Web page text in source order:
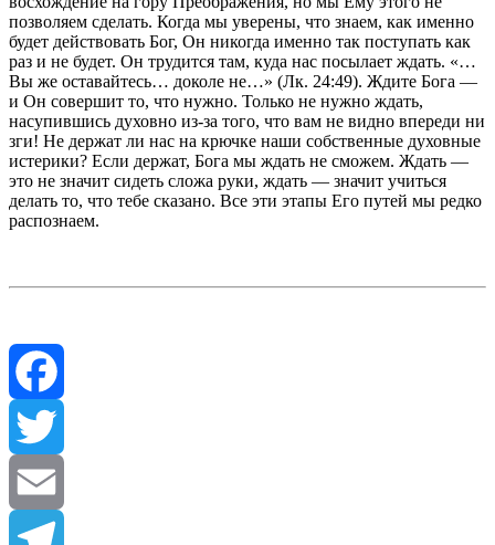
позволяем сделать. Когда мы уверены, что знаем, как именно
будет действовать Бог, Он никогда именно так поступать как
раз и не будет. Он трудится там, куда нас посылает ждать. «…
Вы же оставайтесь… доколе не…» (Лк. 24:49). Ждите Бога —
и Он совершит то, что нужно. Только не нужно ждать,
насупившись духовно из-за того, что вам не видно впереди ни
зги! Не держат ли нас на крючке наши собственные духовные
истерики? Если держат, Бога мы ждать не сможем. Ждать —
это не значит сидеть сложа руки, ждать — значит учиться
делать то, что тебе сказано. Все эти этапы Его путей мы редко
распознаем.
Facebook
Twitter
Email